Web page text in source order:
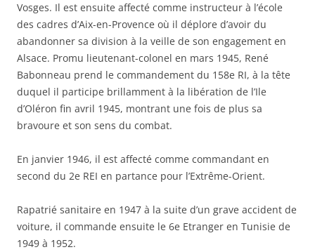
Vosges. Il est ensuite affecté comme instructeur à l’école
des cadres d’Aix-en-Provence où il déplore d’avoir du
abandonner sa division à la veille de son engagement en
Alsace. Promu lieutenant-colonel en mars 1945, René
Babonneau prend le commandement du 158e RI, à la tête
duquel il participe brillamment à la libération de l’Ile
d’Oléron fin avril 1945, montrant une fois de plus sa
bravoure et son sens du combat.
En janvier 1946, il est affecté comme commandant en
second du 2e REI en partance pour l’Extrême-Orient.
Rapatrié sanitaire en 1947 à la suite d’un grave accident de
voiture, il commande ensuite le 6e Etranger en Tunisie de
1949 à 1952.